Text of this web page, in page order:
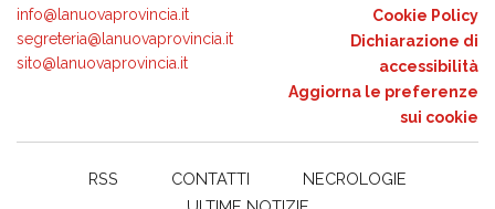
info@lanuovaprovincia.it
segreteria@lanuovaprovincia.it
sito@lanuovaprovincia.it
Cookie Policy
Dichiarazione di
accessibilità
Aggiorna le preferenze
sui cookie
RSS CONTATTI
NECROLOGIE